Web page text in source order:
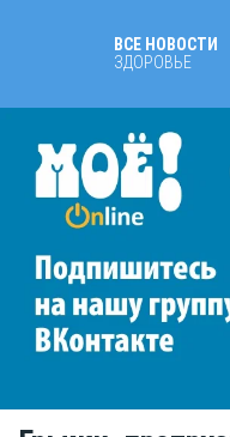
ВСЕ НОВОСТИ
ЗДОРОВЬЕ